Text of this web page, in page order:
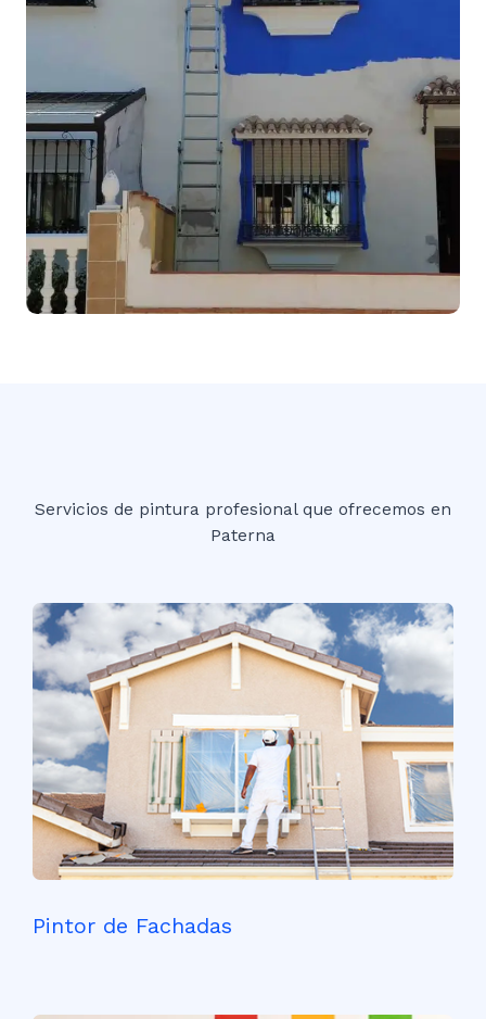
Servicios de pintura profesional que ofrecemos en
Paterna
Pintor de Fachadas